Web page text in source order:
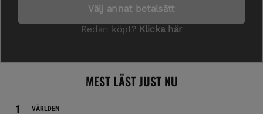
MEST LÄST JUST NU
VÄRLDEN